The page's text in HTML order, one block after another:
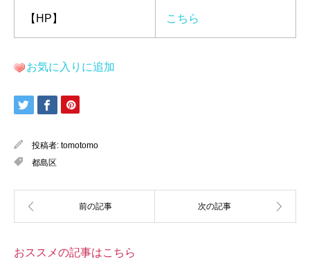
【HP】 こちら
お気に入りに追加
投稿者: tomotomo
都島区
おススメの記事はこちら